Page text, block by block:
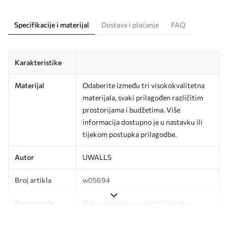
Specifikacije i materijal Dostava i plaćanje FAQ
Karakteristike
Materijal
Odaberite između tri visokokvalitetna
materijala, svaki prilagođen različitim
prostorijama i budžetima. Više
informacija dostupno je u nastavku ili
tijekom postupka prilagodbe.
Autor UWALLS
Broj artikla w05694
Proizvodnja
Slika se ispisuje u veličini koju ste